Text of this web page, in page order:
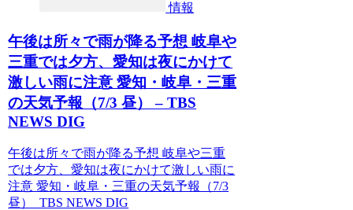
情報
午後は所々で雨が降る予想 岐阜や
三重では夕方、愛知は夜にかけて
激しい雨に注意 愛知・岐阜・三重
の天気予報（7/3 昼） – TBS
NEWS DIG
午後は所々で雨が降る予想 岐阜や三重
では夕方、愛知は夜にかけて激しい雨に
注意 愛知・岐阜・三重の天気予報（7/3
昼） TBS NEWS DIG